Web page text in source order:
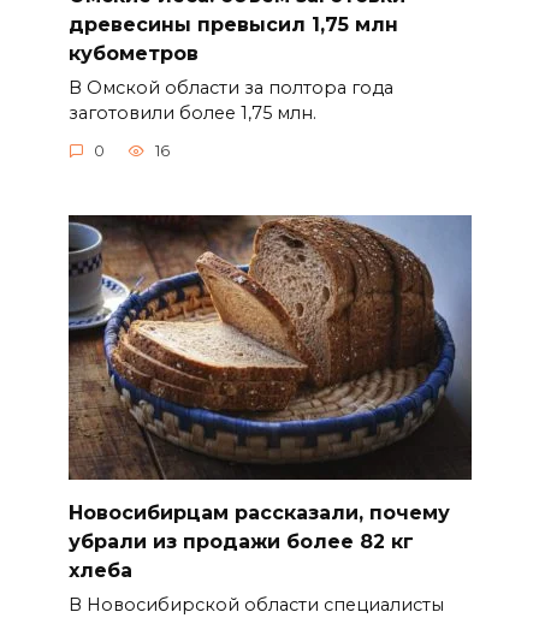
древесины превысил 1,75 млн
кубометров
В Омской области за полтора года
заготовили более 1,75 млн.
0 16
Новосибирцам рассказали, почему
убрали из продажи более 82 кг
хлеба
В Новосибирской области специалисты